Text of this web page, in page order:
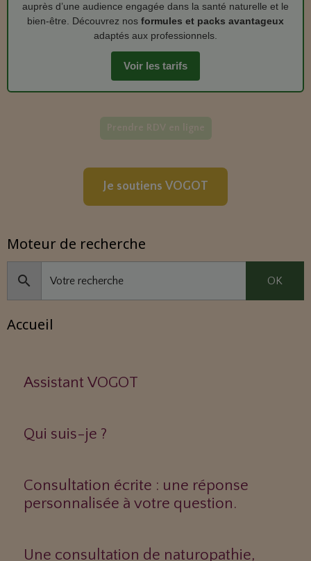
auprès d’une audience engagée dans la santé naturelle et le
bien‑être. Découvrez nos formules et packs avantageux
adaptés aux professionnels.
Voir les tarifs
Je soutiens VOGOT
Moteur de recherche
OK
Accueil
Assistant VOGOT
Qui suis-je ?
Consultation écrite : une réponse
personnalisée à votre question.
Une consultation de naturopathie,